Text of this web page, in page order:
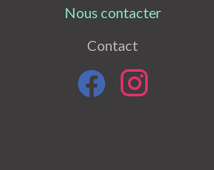
Nous contacter
Contact